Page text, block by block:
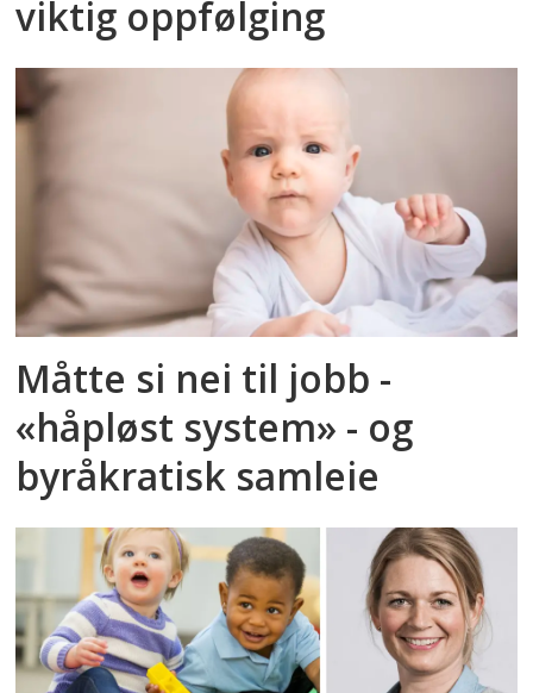
viktig oppfølging
Måtte si nei til jobb -
«håpløst system» - og
byråkratisk samleie